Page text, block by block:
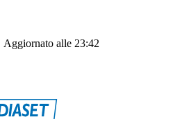
Aggiornato alle 23:42